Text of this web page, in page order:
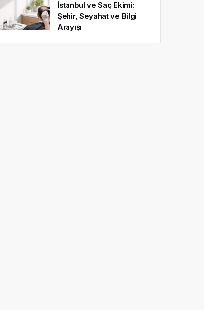
İstanbul ve Saç Ekimi:
Şehir, Seyahat ve Bilgi
Arayışı